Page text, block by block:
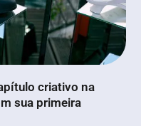
criativo na
sua primeira